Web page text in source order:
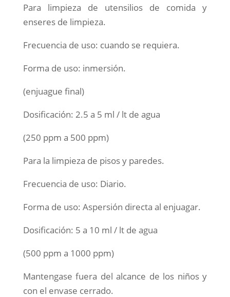
Para limpieza de utensilios de comida y
enseres de limpieza.
Frecuencia de uso: cuando se requiera.
Forma de uso: inmersión.
(enjuague final)
Dosificación: 2.5 a 5 ml / lt de agua
(250 ppm a 500 ppm)
Para la limpieza de pisos y paredes.
Frecuencia de uso: Diario.
Forma de uso: Aspersión directa al enjuagar.
Dosificación: 5 a 10 ml / lt de agua
(500 ppm a 1000 ppm)
Mantengase fuera del alcance de los niños y
con el envase cerrado.